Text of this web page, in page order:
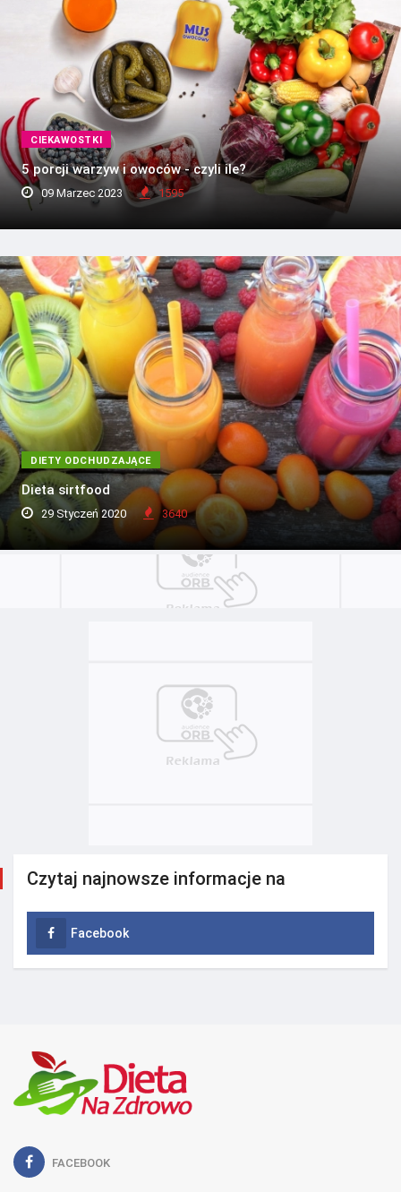
CIEKAWOSTKI
5 porcji warzyw i owoców - czyli ile?
09 Marzec 2023 1595
DIETY ODCHUDZAJĄCE
Dieta sirtfood
29 Styczeń 2020 3640
Czytaj najnowsze informacje na
Facebook
FACEBOOK